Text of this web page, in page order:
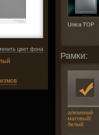
цвет фона
Unica TOP
Рамки:
алюминий
матовый/
белый